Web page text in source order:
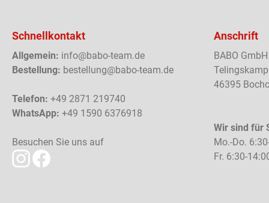
Schnellkontakt
Allgemein: info@babo-team.de
Bestellung: bestellung@babo-team.de
Telefon: +49 2871 219740
WhatsApp: +49 1590 6376918
Besuchen Sie uns auf
Anschrift
BABO GmbH
Telingskamp
46395
Wir sind für
Mo.-Do.
Fr. 6:30-